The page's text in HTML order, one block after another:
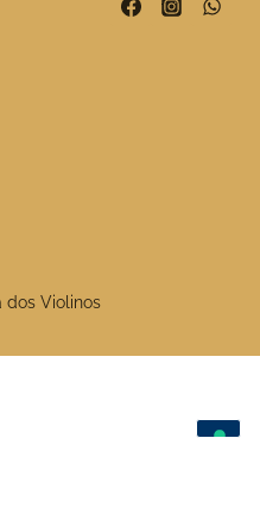
dos Violinos